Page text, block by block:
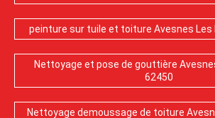
peinture sur tuile et toiture Avesnes Les
Nettoyage et pose de gouttière
62450
Nettoyage demoussage de toiture